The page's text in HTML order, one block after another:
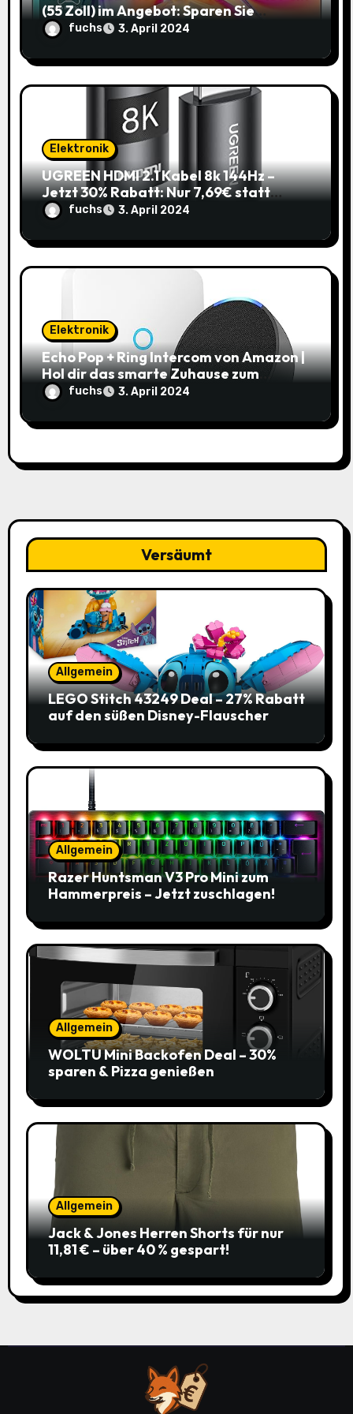
(55 Zoll) im Angebot: Sparen Sie
145,85€!
fuchs 3. April 2024
Elektronik
UGREEN HDMI 2.1 Kabel 8k 144Hz –
Jetzt 30% Rabatt: Nur 7,69€ statt
10,99€
fuchs 3. April 2024
Elektronik
Echo Pop + Ring Intercom von Amazon |
Hol dir das smarte Zuhause zum
Schnäppchenpreis!
fuchs 3. April 2024
Versäumt
Allgemein
LEGO Stitch 43249 Deal – 27% Rabatt
auf den süßen Disney-Flauscher
Allgemein
Razer Huntsman V3 Pro Mini zum
Hammerpreis – Jetzt zuschlagen!
Allgemein
WOLTU Mini Backofen Deal – 30%
sparen & Pizza genießen
Allgemein
Jack & Jones Herren Shorts für nur
11,81 € – über 40 % gespart!